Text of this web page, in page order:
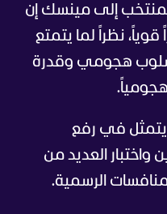
إلى مينسك إن
قوياً، نظراً لما يتمتع
هجومي وقدرة
في رفع
واختبار العديد من
الرسمية.